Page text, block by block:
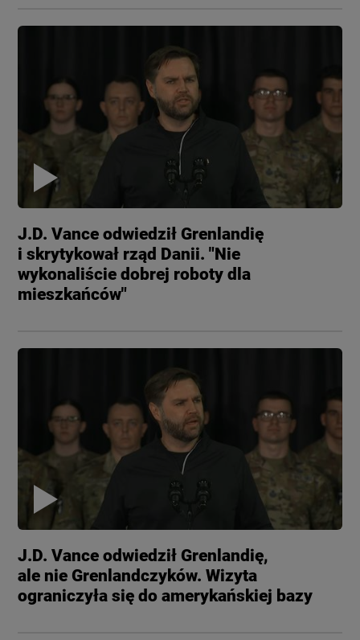
J.D. Vance odwiedził Grenlandię
i skrytykował rząd Danii. "Nie
wykonaliście dobrej roboty dla
mieszkańców"
J.D. Vance odwiedził Grenlandię,
ale nie Grenlandczyków. Wizyta
ograniczyła się do amerykańskiej bazy